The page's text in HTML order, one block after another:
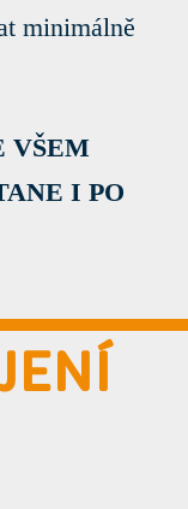
minimálně
VŠEM
I PO